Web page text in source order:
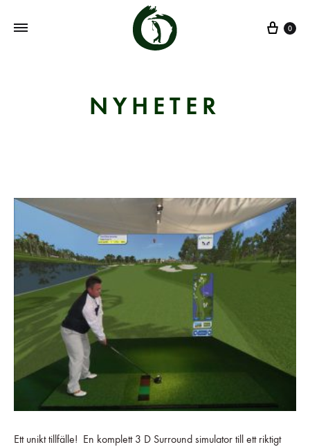
0
NYHETER
Ett unikt tillfälle! En komplett 3 D Surround simulator till ett riktigt